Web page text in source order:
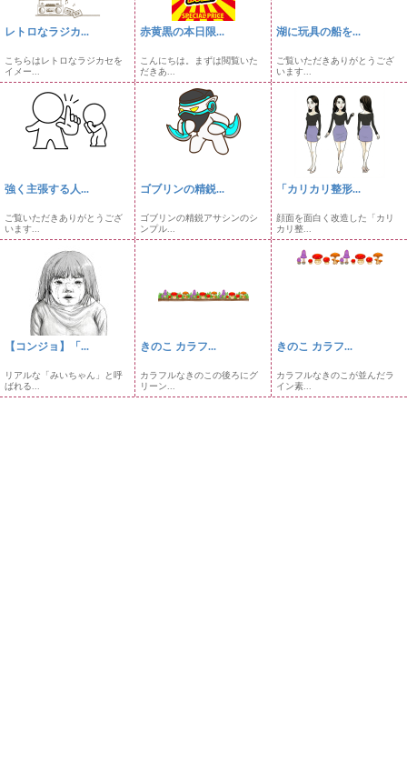
レトロなラジカ...
こちらはレトロなラジカセを
イメー...
赤黄黒の本日限...
こんにちは。まずは閲覧いた
だきあ...
湖に玩具の船を...
ご覧いただきありがとうござ
います...
強く主張する人...
ご覧いただきありがとうござ
います...
ゴブリンの精鋭...
ゴブリンの精鋭アサシンのシ
ンプル...
「カリカリ整形...
顔面を面白く改造した「カリ
カリ整...
【コンジョ】「...
リアルな「みいちゃん」と呼
ばれる...
きのこ カラフ...
カラフルなきのこの後ろにグ
リーン...
きのこ カラフ...
カラフルなきのこが並んだラ
イン素...